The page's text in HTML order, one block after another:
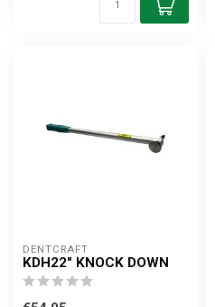
DENTCRAFT
KDH22" KNOCK DOWN